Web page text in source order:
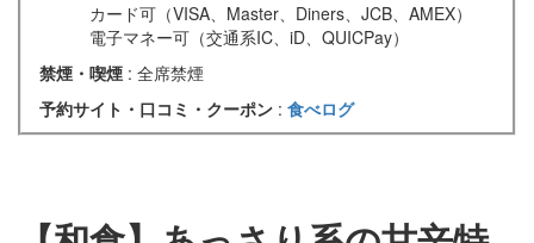
カード可（VISA、Master、Diners、JCB、AMEX）
電子マネー可（交通系IC、iD、QUICPay）
禁煙・喫煙 : 全席禁煙
予約サイト・口コミ・クーポン : 食べログ